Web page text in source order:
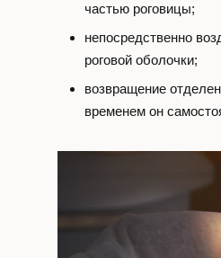
частью роговицы;
непосредственно
роговой оболочки;
возвращение
временем он